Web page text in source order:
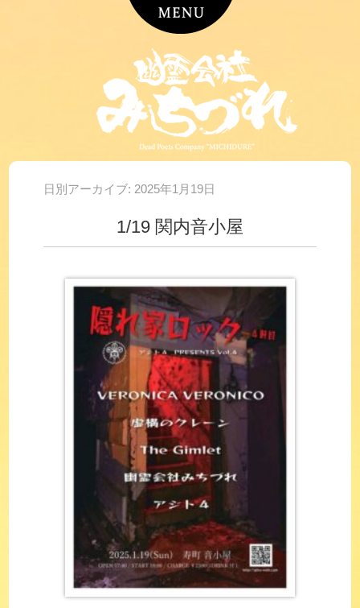
日別アーカイブ: 2025年1月19日
1/19 関内音小屋